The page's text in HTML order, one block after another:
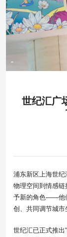
世纪汇广
浦东新区上海世纪
物理空间到情感
予新的角色——他
创、共同调节城市
世纪汇已正式推出